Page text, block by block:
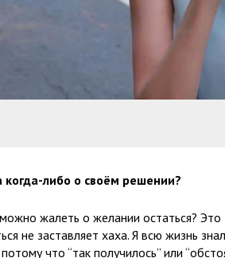
либо о своём решении?
жалеть о желании остаться?
не заставляет хаха. Я всю жизнь
что “так получилось” или